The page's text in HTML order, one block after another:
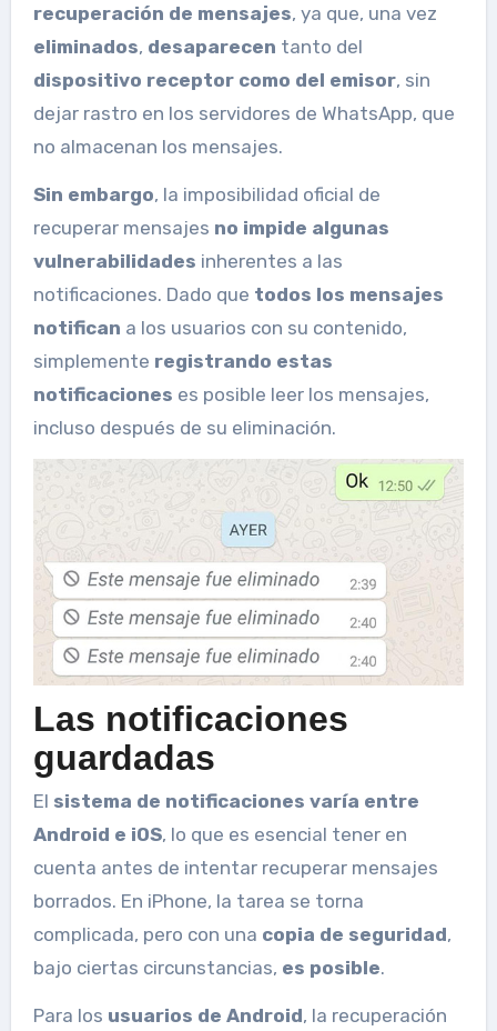
recuperación de mensajes, ya que, una vez
eliminados, desaparecen tanto del
dispositivo receptor como del emisor, sin
dejar rastro en los servidores de WhatsApp, que
no almacenan los mensajes.
Sin embargo, la imposibilidad oficial de
recuperar mensajes no impide algunas
vulnerabilidades inherentes a las
notificaciones. Dado que todos los mensajes
notifican a los usuarios con su contenido,
simplemente registrando estas
notificaciones es posible leer los mensajes,
incluso después de su eliminación.
Las notificaciones
guardadas
El sistema de notificaciones varía entre
Android e iOS, lo que es esencial tener en
cuenta antes de intentar recuperar mensajes
borrados. En iPhone, la tarea se torna
complicada, pero con una copia de seguridad,
bajo ciertas circunstancias, es posible.
Para los usuarios de Android, la recuperación